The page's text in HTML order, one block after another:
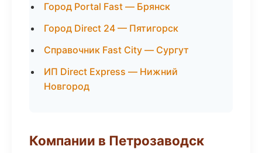
Город Portal Fast — Брянск
Город Direct 24 — Пятигорск
Справочник Fast City — Сургут
ИП Direct Express — Нижний
Новгород
Компании в Петрозаводск